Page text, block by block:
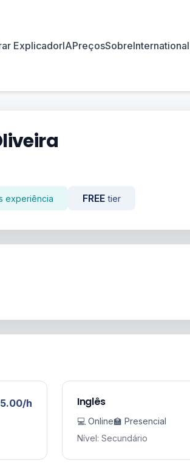
ExplicadorIAPreçosSobreInternational
experiência FREE tier
h Inglês
💻 Online🏫 Presencial
Nível: Secundário